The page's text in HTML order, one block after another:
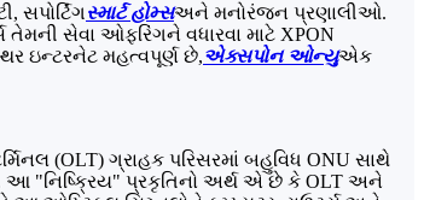
સપોર્ટિંગસ્માર્ટ હોમ્સઅને મનોરંજન પ્રણાલીઓ.
તેમની સેવા ઓફરિંગને વધારવા માટે XPON
ઇન્ટરનેટ મહત્વપૂર્ણ છે,એક્સપોન ઓન્યુએક
(OLT) ગ્રાહક પરિસરમાં બહુવિધ ONU સાથે
છે. આ "નિષ્ક્રિય" પ્રકૃતિનો અર્થ એ છે કે OLT અને